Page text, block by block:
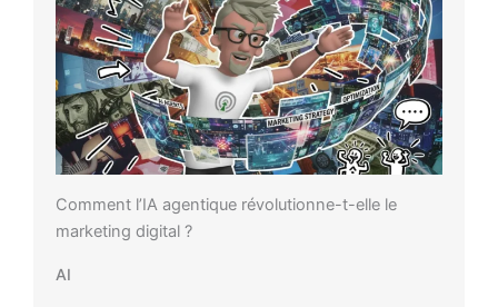
Comment l’IA agentique révolutionne-t-elle le
marketing digital ?
AI